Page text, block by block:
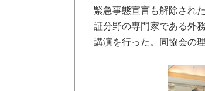
緊急事態宣言も解除され
証分野の専門家である外
講演を行った。同協会の